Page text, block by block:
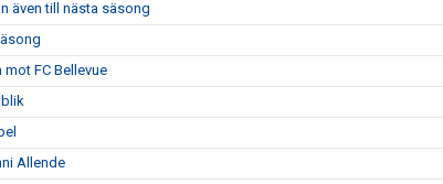
även till nästa säsong
FC Bellevue
Allende